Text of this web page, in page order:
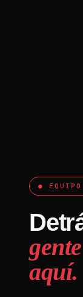
●
aquí.